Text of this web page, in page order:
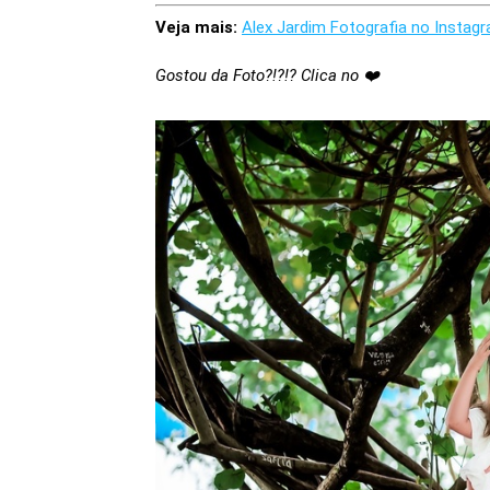
Veja mais: Alex Jardim Fotografia no
Gostou da Foto?!?!? Clica no ❤️